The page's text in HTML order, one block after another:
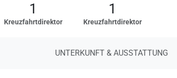
1
Kreuzfahrtdirektor
1
Kreuzfahrtdirektor
UNTERKUNFT & AUSSTATTUNG